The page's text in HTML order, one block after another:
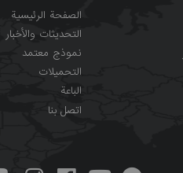
الصفحة الرئيسية
التحديثات والأخبار
نموذج معتمد
التحميلات
الباعة
اتصل بنا